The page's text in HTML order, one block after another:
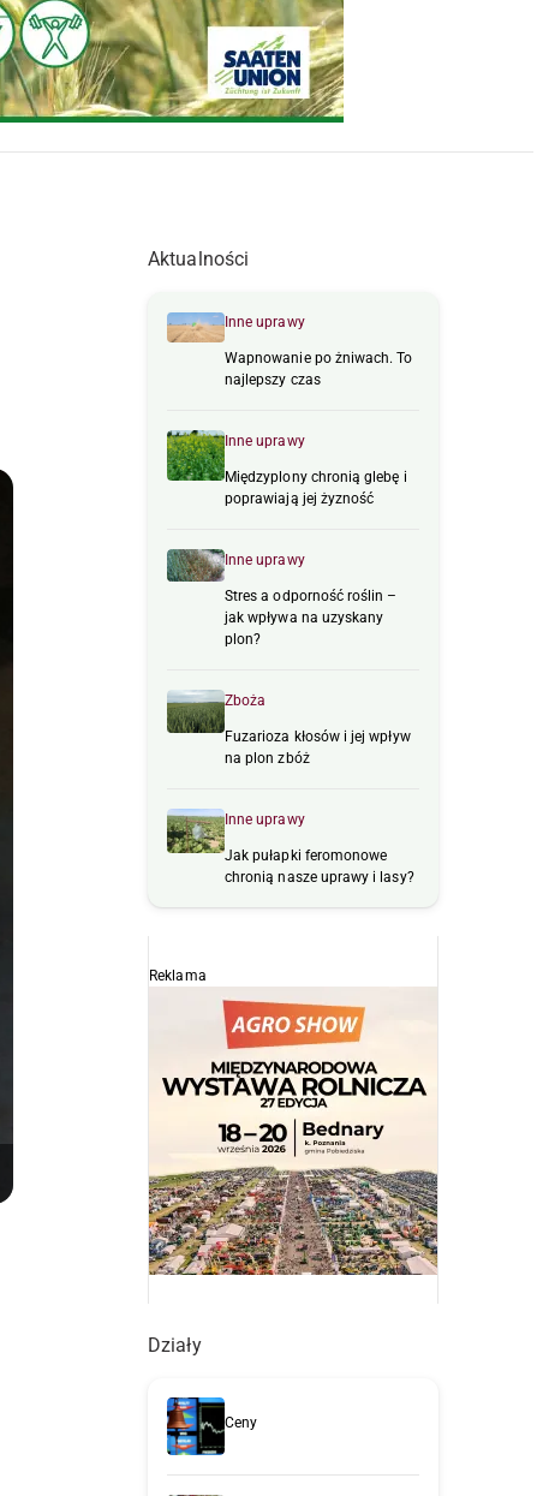
Aktualności
Inne uprawy
Wapnowanie po żniwach. To
najlepszy czas
Inne uprawy
Międzyplony chronią glebę i
poprawiają jej żyzność
Inne uprawy
Stres a odporność roślin –
jak wpływa na uzyskany
plon?
Zboża
Fuzarioza kłosów i jej wpływ
na plon zbóż
Inne uprawy
Jak pułapki feromonowe
chronią nasze uprawy i lasy?
Reklama
Działy
Ceny